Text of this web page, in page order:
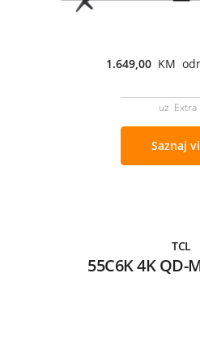
1.649,00 KM
uz Extra
Saznaj
TCL
55C6K 4K QD-